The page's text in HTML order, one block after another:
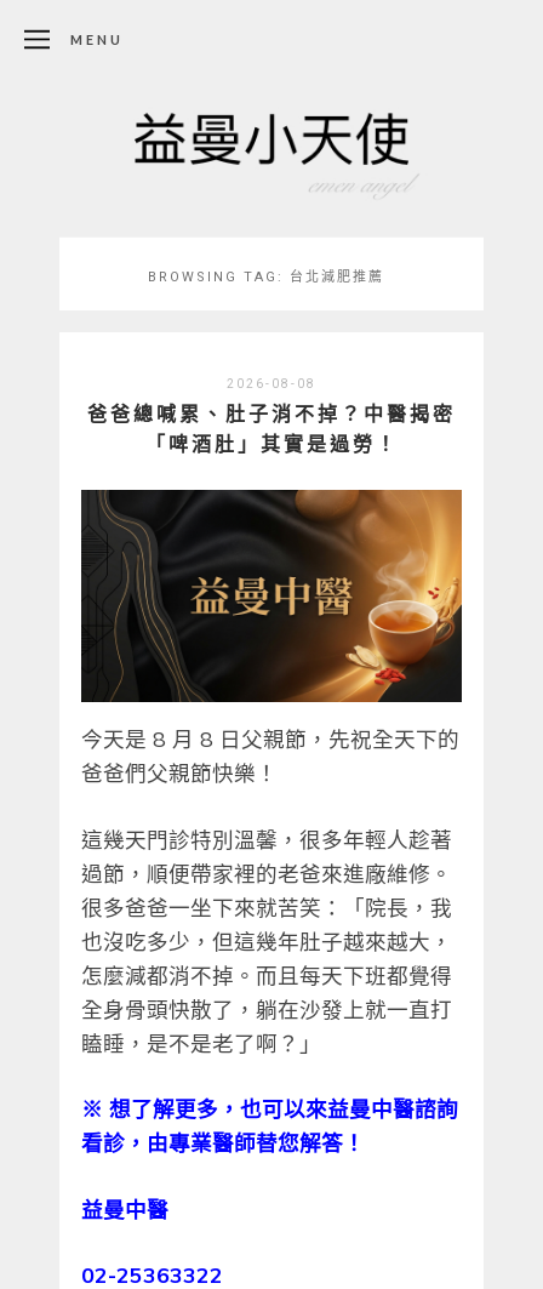
MENU
BROWSING TAG: 台北減肥推薦
2026-08-08
爸爸總喊累、肚子消不掉？中醫揭密
「啤酒肚」其實是過勞！
今天是 8 月 8 日父親節，先祝全天下的
爸爸們父親節快樂！
這幾天門診特別溫馨，很多年輕人趁著
過節，順便帶家裡的老爸來進廠維修。
很多爸爸一坐下來就苦笑：「院長，我
也沒吃多少，但這幾年肚子越來越大，
怎麼減都消不掉。而且每天下班都覺得
全身骨頭快散了，躺在沙發上就一直打
瞌睡，是不是老了啊？」
※ 想了解更多，也可以來益曼中醫諮詢
看診，由專業醫師替您解答！
益曼中醫
02-25363322